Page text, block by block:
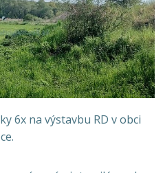
6x na výstavbu RD v obci